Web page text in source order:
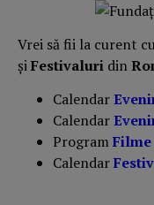
Vrei să fii la curent
șiFestivaluri din
Calendar
Calendar
Program
Calendar